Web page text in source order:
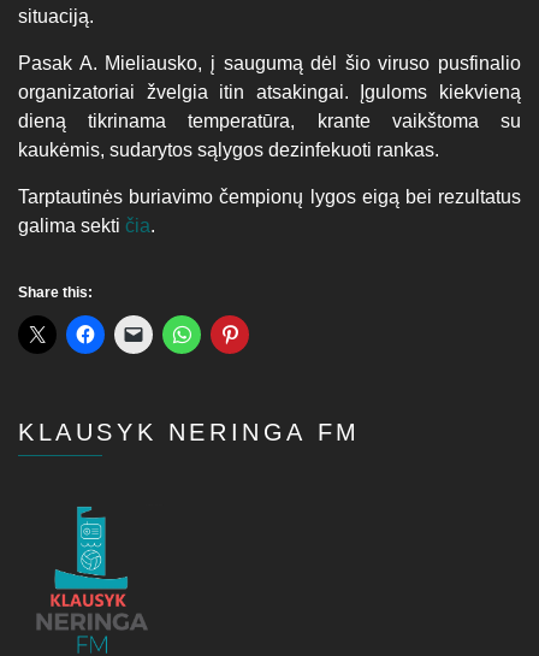
situaciją.
Pasak A. Mieliausko, į saugumą dėl šio viruso pusfinalio
organizatoriai žvelgia itin atsakingai. Įguloms kiekvieną
dieną tikrinama temperatūra, krante vaikštoma su
kaukėmis, sudarytos sąlygos dezinfekuoti rankas.
Tarptautinės buriavimo čempionų lygos eigą bei rezultatus
galima sekti čia.
Share this:
KLAUSYK NERINGA FM